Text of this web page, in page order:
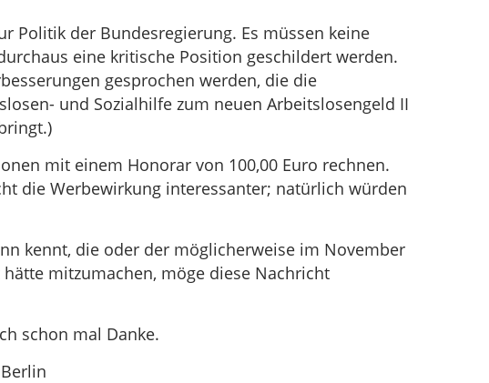
Politik der Bundesregierung. Es müssen keine
eine kritische Position geschildert werden.
gesprochen werden, die die
und Sozialhilfe zum neuen Arbeitslosengeld II
mit einem Honorar von 100,00 Euro rechnen.
die Werbewirkung interessanter; natürlich würden
kennt, die oder der möglicherweise im November
mitzumachen, möge diese Nachricht
schon mal Danke.